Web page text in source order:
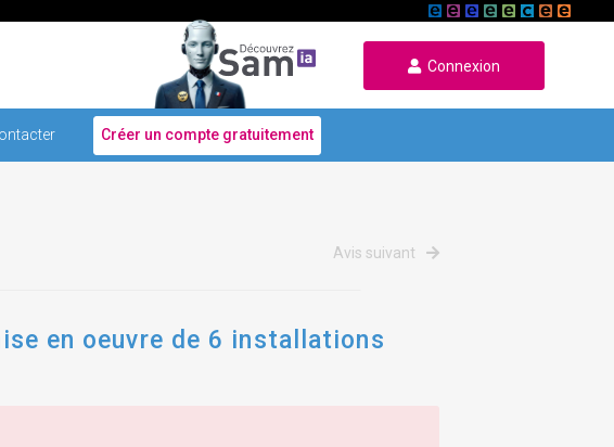
Connexion
Créer un compte gratuitement
Avis suivant
en oeuvre de 6 installations